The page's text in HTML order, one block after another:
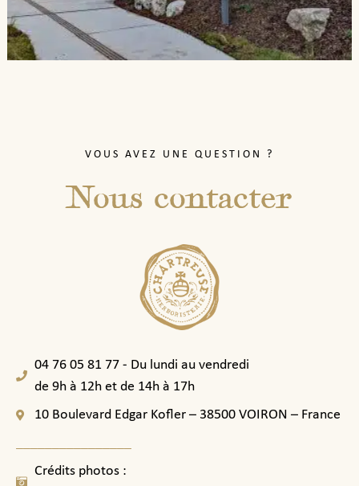
VOUS AVEZ UNE QUESTION ?
Nous contacter
04 76 05 81 77 - Du lundi au vendredi
de 9h à 12h et de 14h à 17h
10 Boulevard Edgar Kofler – 38500 VOIRON – France
Crédits photos :